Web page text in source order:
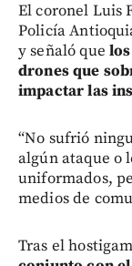
El coronel Luis
Policía
y señaló que
drones que
impactar las
“No sufrió
algún ataque o
uniformados,
medios de
Tras el